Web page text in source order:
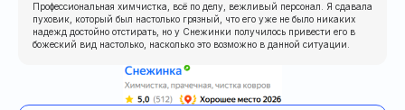
Профессиональная химчистка, всё по делу, вежливый персонал. Я сдавала
пуховик, который был настолько грязный, что его уже не было никаких
надежд достойно отстирать, но у Снежинки получилось привести его в
божеский вид настолько, насколько это возможно в данной ситуации.